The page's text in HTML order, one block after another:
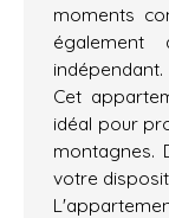
moments
indépendant.
Cet
idéal pour
montagnes.
votre